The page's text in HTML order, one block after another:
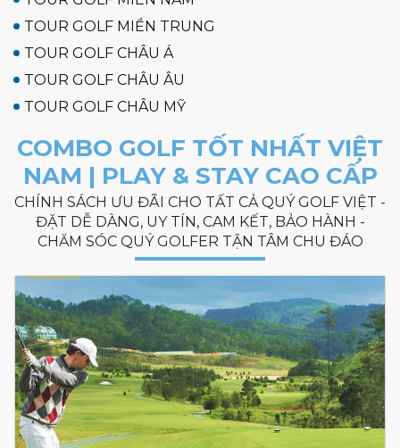
TOUR GOLF MIỀN TRUNG
TOUR GOLF CHÂU Á
TOUR GOLF CHÂU ÂU
TOUR GOLF CHÂU MỸ
COMBO GOLF TỐT NHẤT VIỆT
NAM | PLAY & STAY CAO CẤP
CHÍNH SÁCH ƯU ĐÃI CHO TẤT CẢ QUÝ GOLF VIỆT -
ĐẶT DỄ DÀNG, UY TÍN, CAM KẾT, BẢO HÀNH -
CHĂM SÓC QUÝ GOLFER TẬN TÂM CHU ĐÁO